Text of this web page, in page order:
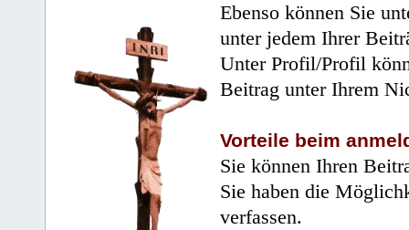
Ebenso können Sie
unter jedem Ihrer
Unter Profil/Profil
Beitrag unter Ihrem
Vorteile beim
Sie können Ihren
Sie haben die
verfassen.